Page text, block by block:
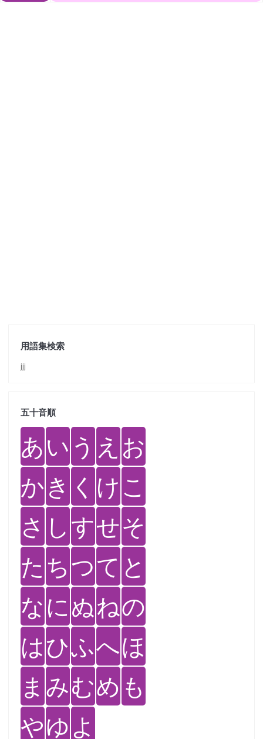
用語集検索
jjj
五十音順
あい う え お
かき く けこ
さ しすせそ
た ちつて と
なにぬねの
はひふへほ
ま みむめ も
やゆ よ